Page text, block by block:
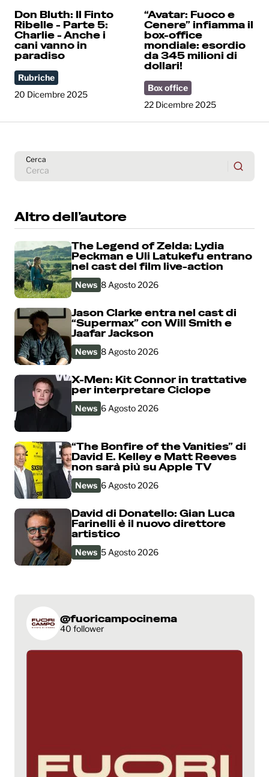
Don Bluth: Il Finto
Ribelle - Parte 5:
Charlie - Anche i
cani vanno in
paradiso
Rubriche
20 Dicembre 2025
“Avatar: Fuoco e
Cenere” infiamma il
box-office
mondiale: esordio
da 345 milioni di
dollari!
Box office
22 Dicembre 2025
Cerca
Altro dell’autore
The Legend of Zelda: Lydia
Peckman e Uli Latukefu entrano
nel cast del film live-action
News 8 Agosto 2026
Jason Clarke entra nel cast di
“Supermax” con Will Smith e
Jaafar Jackson
News 8 Agosto 2026
X-Men: Kit Connor in trattative
per interpretare Ciclope
News 6 Agosto 2026
“The Bonfire of the Vanities” di
David E. Kelley e Matt Reeves
non sarà più su Apple TV
News 6 Agosto 2026
David di Donatello: Gian Luca
Farinelli è il nuovo direttore
artistico
News 5 Agosto 2026
@fuoricampocinema
40 follower